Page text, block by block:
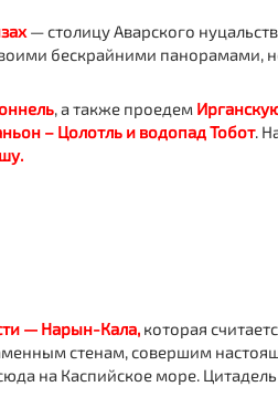
— столицу Аварского
бескрайними панорамами,
, а также проедем
– Цолотль и водопад Тобот.
— Нарын-Кала, которая
стенам, совершим
на Каспийское море.